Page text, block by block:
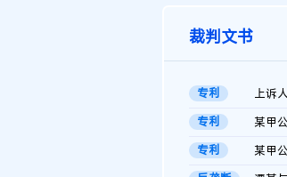
裁判文书
专利
专利
专利